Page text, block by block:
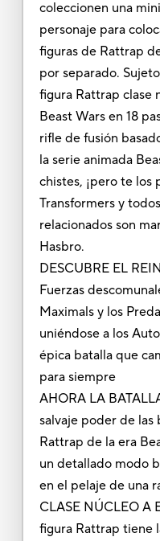
coleccionen una
personaje para
figuras de Rattrap
por separado.
figura Rattrap clase
Beast Wars en 18
rifle de fusión
la serie animada
chistes, ¡pero te los
Transformers y
relacionados son
Hasbro.
DESCUBRE EL
Fuerzas
Maximals y los
uniéndose a los
épica batalla que
para siempre
AHORA LA
salvaje poder de las
Rattrap de la era
un detallado modo
en el pelaje de una
CLASE NÚCLEO A
figura Rattrap tiene